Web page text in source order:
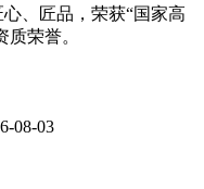
、匠品，荣获“国家高
荣誉。
08-03